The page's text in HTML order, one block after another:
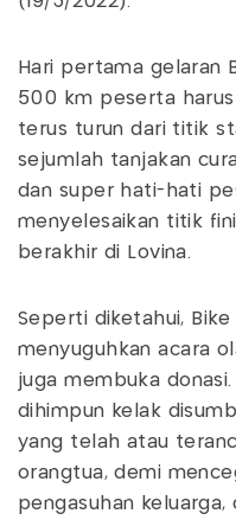
Hari pertama gelaran
500 km peserta
terus turun dari titik
sejumlah tanjakan
dan super hati-hati
menyelesaikan titik
berakhir di Lovina.
Seperti diketahui,
menyuguhkan acara
juga membuka
dihimpun kelak
yang telah atau
orangtua, demi
pengasuhan